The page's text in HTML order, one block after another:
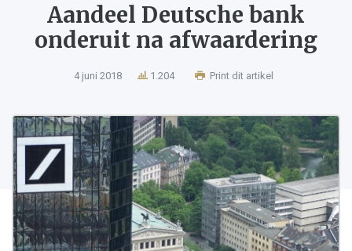
Aandeel Deutsche bank
onderuit na afwaardering
4 juni 2018 1.204 Print dit artikel